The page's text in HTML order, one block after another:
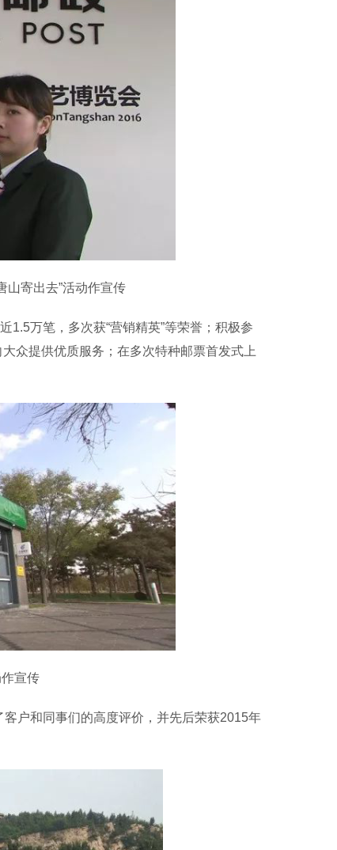
寄出去”活动作宣传
万笔，多次获“营销精英”等荣誉；积极参
众提供优质服务；在多次特种邮票首发式上
宣传
户和同事们的高度评价，并先后荣获2015年